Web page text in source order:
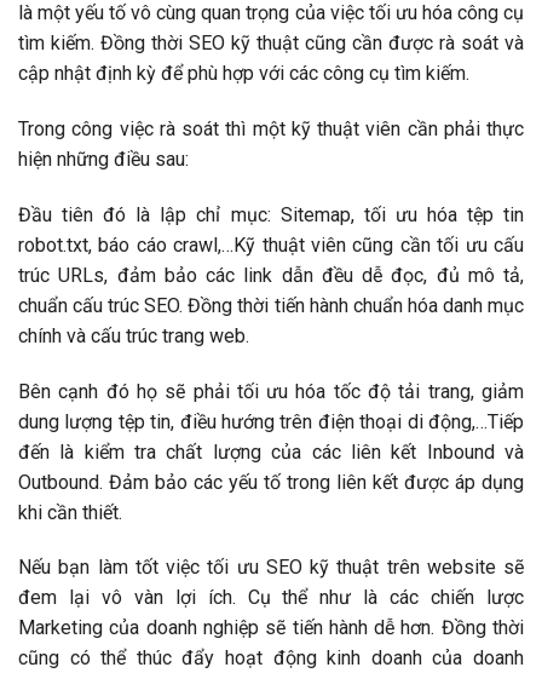
là một yếu tố vô cùng quan trọng của việc tối ưu hóa công cụ
tìm kiếm. Đồng thời SEO kỹ thuật cũng cần được rà soát và
cập nhật định kỳ để phù hợp với các công cụ tìm kiếm.
Trong công việc rà soát thì một kỹ thuật viên cần phải thực
hiện những điều sau:
Đầu tiên đó là lập chỉ mục: Sitemap, tối ưu hóa tệp tin
robot.txt, báo cáo crawl,…Kỹ thuật viên cũng cần tối ưu cấu
trúc URLs, đảm bảo các link dẫn đều dễ đọc, đủ mô tả,
chuẩn cấu trúc SEO. Đồng thời tiến hành chuẩn hóa danh mục
chính và cấu trúc trang web.
Bên cạnh đó họ sẽ phải tối ưu hóa tốc độ tải trang, giảm
dung lượng tệp tin, điều hướng trên điện thoại di động,…Tiếp
đến là kiểm tra chất lượng của các liên kết Inbound và
Outbound. Đảm bảo các yếu tố trong liên kết được áp dụng
khi cần thiết.
Nếu bạn làm tốt việc tối ưu SEO kỹ thuật trên website sẽ
đem lại vô vàn lợi ích. Cụ thể như là các chiến lược
Marketing của doanh nghiệp sẽ tiến hành dễ hơn. Đồng thời
cũng có thể thúc đẩy hoạt động kinh doanh của doanh